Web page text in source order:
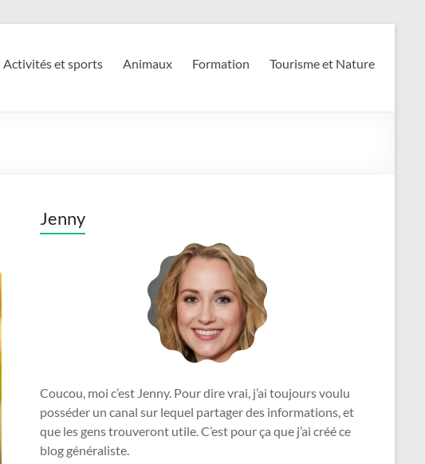
Activités et sports Animaux Formation Tourisme et Nature
Jenny
Coucou, moi c’est Jenny. Pour dire vrai, j’ai toujours voulu
posséder un canal sur lequel partager des informations, et
que les gens trouveront utile. C’est pour ça que j’ai créé ce
blog généraliste.